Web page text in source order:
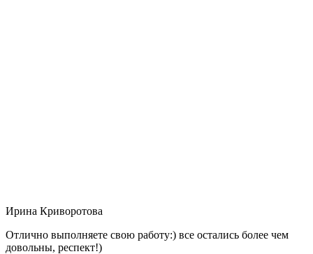
Ирина Криворотова
Отлично выполняете свою работу:) все остались более чем
довольны, респект!)